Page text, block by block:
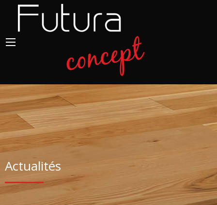
Actualités